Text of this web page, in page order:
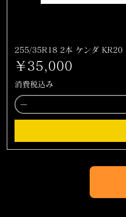
255/35R18 2本 ケンダ KR20
価格
￥35,000
消費税込み